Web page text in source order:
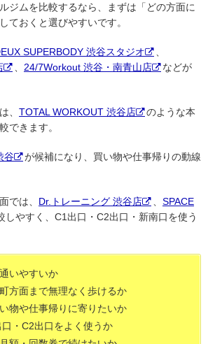
ジムを比較するなら、まずは「どの方面に
ておくと選びやすいです。
SUPERBODY 渋谷スタジオ
24/7Workout 渋谷・南青山店
などが
、 TOTAL WORKOUT 渋谷店
のような本
できます。
谷
が候補になり、買い物や仕事帰りの動線
では、 Dr.トレーニング 渋谷店
SPACE
しやすく、C1出口・C2出口・新南口を使う
いやすいか
方面まで無理なく歩けるか
物や仕事帰りに寄りたいか
・C2出口をよく使うか